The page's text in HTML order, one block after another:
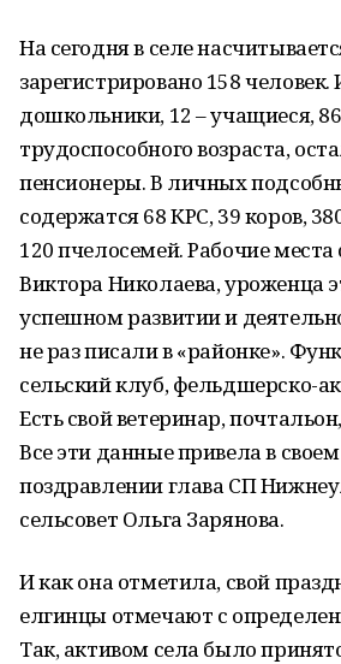
На сегодня в селе
зарегистрировано 158 человек.
дошкольники, 12 – учащиеся,
трудоспособного возраста,
пенсионеры. В личных
содержатся 68 КРС, 39 коров,
120 пчелосемей. Рабочие
Виктора Николаева, уроженца
успешном развитии и
не раз писали в «районке».
сельский клуб, фельдшерско-
Есть свой ветеринар,
Все эти данные привела в
поздравлении глава СП
сельсовет Ольга Зарянова.
И как она отметила, свой
елгинцы отмечают с
Так, активом села было